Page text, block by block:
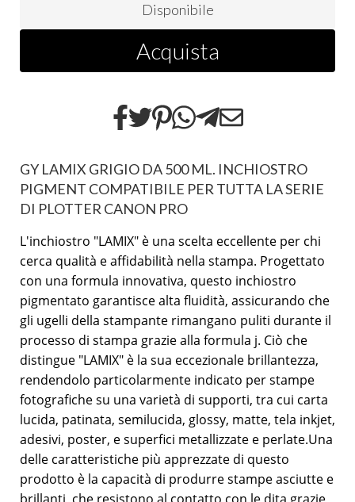
Disponibile
Acquista
GY LAMIX GRIGIO DA 500 ML. INCHIOSTRO
PIGMENT COMPATIBILE PER TUTTA LA SERIE
DI PLOTTER CANON PRO
L'inchiostro "LAMIX" è una scelta eccellente per chi
cerca qualità e affidabilità nella stampa. Progettato
con una formula innovativa, questo inchiostro
pigmentato garantisce alta fluidità, assicurando che
gli ugelli della stampante rimangano puliti durante il
processo di stampa grazie alla formula j. Ciò che
distingue "LAMIX" è la sua eccezionale brillantezza,
rendendolo particolarmente indicato per stampe
fotografiche su una varietà di supporti, tra cui carta
lucida, patinata, semilucida, glossy, matte, tela inkjet,
adesivi, poster, e superfici metallizzate e perlate.Una
delle caratteristiche più apprezzate di questo
prodotto è la capacità di produrre stampe asciutte e